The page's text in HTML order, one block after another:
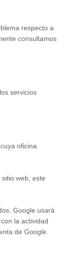
respecto a
consultamos
servicios
oficina
web, este
Google usará
la actividad
de Google.